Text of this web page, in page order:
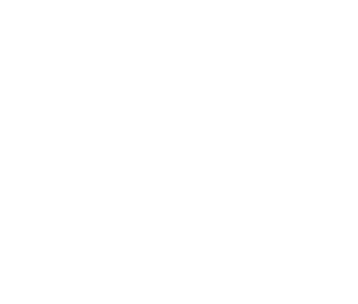
Cada aporte